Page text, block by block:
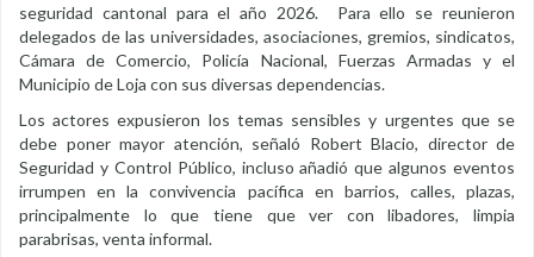
seguridad cantonal para el año 2026. Para ello se reunieron
delegados de las universidades, asociaciones, gremios, sindicatos,
Cámara de Comercio, Policía Nacional, Fuerzas Armadas y el
Municipio de Loja con sus diversas dependencias.
Los actores expusieron los temas sensibles y urgentes que se
debe poner mayor atención, señaló Robert Blacio, director de
Seguridad y Control Público, incluso añadió que algunos eventos
irrumpen en la convivencia pacífica en barrios, calles, plazas,
principalmente lo que tiene que ver con libadores, limpia
parabrisas, venta informal.